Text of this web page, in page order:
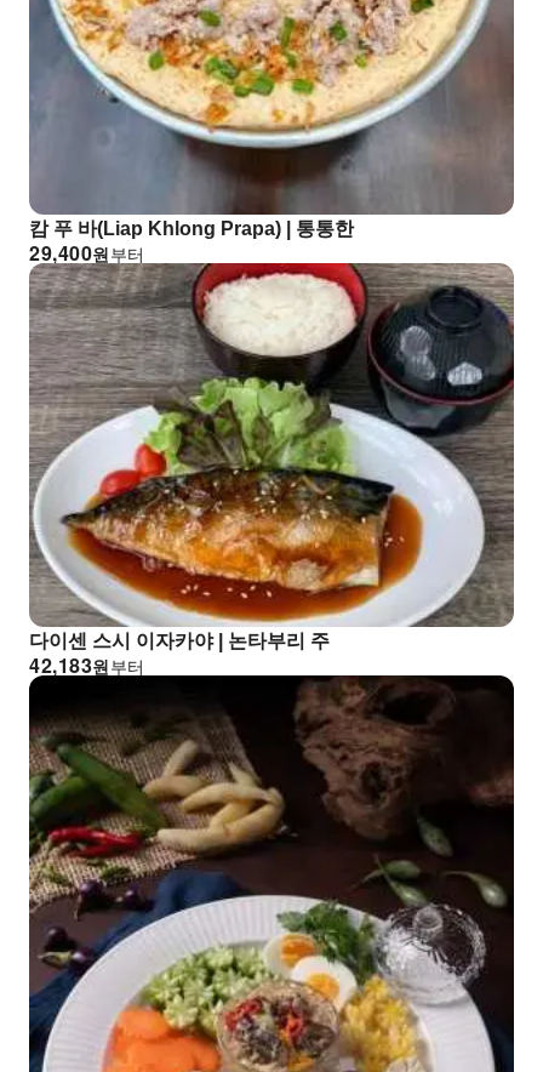
캄 푸 바(Liap Khlong Prapa) | 통통한
원
29,400 부터
다이센 스시 이자카야 | 논타부리 주
원
42,183 부터